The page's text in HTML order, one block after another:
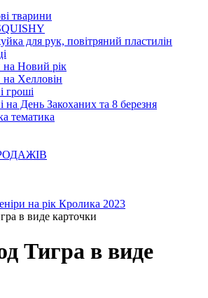
тварини
для рук, повітряний пластилін
на Новий рік
на Хелловін
гроші
на День Закоханих та 8 березня
тематика
на рік Кролика 2023
в виде карточки
Тигра в виде